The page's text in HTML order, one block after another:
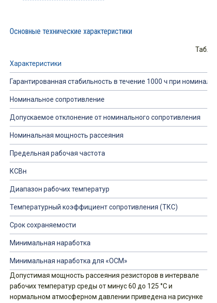
Основные технические характеристики
Характеристики
Гарантированная стабильность в течение 1000 ч при
Номинальное сопротивление
Допускаемое отклонение от номинального сопротивления
Номинальная мощность рассеяния
Предельная рабочая частота
КСВн
Диапазон рабочих температур
Температурный коэффициент сопротивления (ТКС)
Срок сохраняемости
Минимальная наработка
Минимальная наработка для «ОСМ»
Допустимая мощность рассеяния резисторов в интервале
рабочих температур среды от минус 60 до 125 °С и
нормальном атмосферном давлении приведена на рисунке